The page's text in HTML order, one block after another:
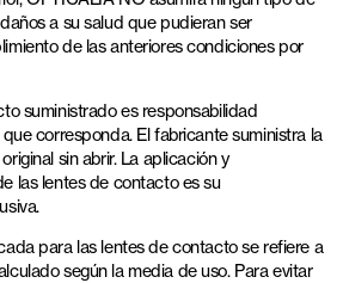
a su salud que pudieran ser
de las anteriores condiciones por
suministrado es responsabilidad
corresponda. El fabricante suministra la
sin abrir. La aplicación y
las lentes de contacto es su
para las lentes de contacto se refiere a
según la media de uso. Para evitar